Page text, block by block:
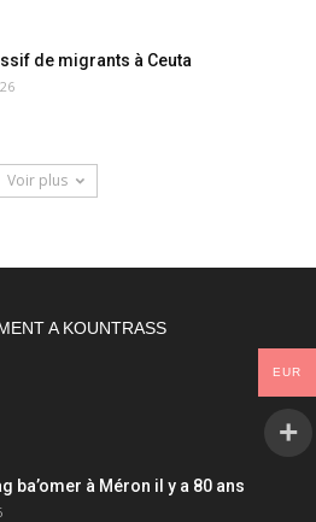
de migrants à Ceuta
Voir plus
A KOUNTRASS
ba’omer à Méron il y a 80 ans
EUR